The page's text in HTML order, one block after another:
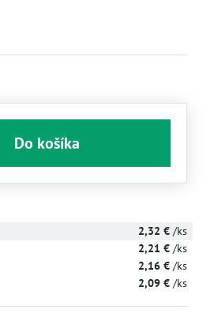
Do košíka
2,32 € /ks
2,21 € /ks
2,16 € /ks
2,09 € /ks